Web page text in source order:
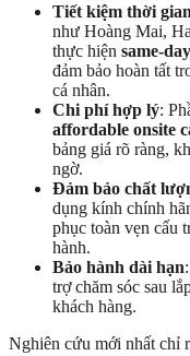
Tiết kiệm thời gian
như Hoàng Mai,
thực hiện same-
đảm bảo hoàn tất
cá nhân.
Chi phí hợp lý:
affordable onsite
bảng giá rõ ràng,
ngờ.
Đảm bảo chất
dụng kính chính
phục toàn vẹn cấu
hành.
Bảo hành dài hạn
trợ chăm sóc sau
khách hàng.
Nghiên cứu mới nhất chỉ